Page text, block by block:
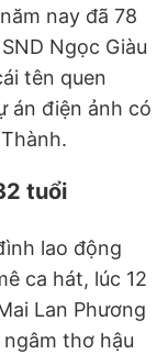
nay đã 78
Ngọc Giàu
tên quen
án điện ảnh có
tuổi
lao động
ca hát, lúc 12
Lan Phương
thơ hậu